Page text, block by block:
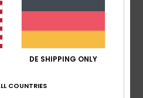
Verhältnis: 5/5 Größe: Zu
DE SHIPPING ONLY
COUNTRIES